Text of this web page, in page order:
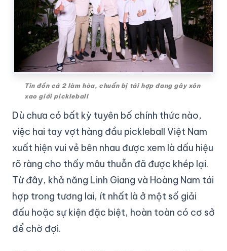
Tin đồn cả 2 làm hòa, chuẩn bị tái hợp đang gây xôn
xao giới pickleball
Dù chưa có bất kỳ tuyên bố chính thức nào,
việc hai tay vợt hàng đầu pickleball Việt Nam
xuất hiện vui vẻ bên nhau được xem là dấu hiệu
rõ ràng cho thấy mâu thuẫn đã được khép lại.
Từ đây, khả năng Linh Giang và Hoàng Nam tái
hợp trong tương lai, ít nhất là ở một số giải
đấu hoặc sự kiện đặc biệt, hoàn toàn có cơ sở
để chờ đợi.